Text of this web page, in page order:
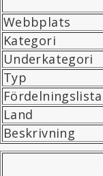
Webbplats
Kategori
Underkategori
Typ
Fördelningslista
Land
Beskrivning